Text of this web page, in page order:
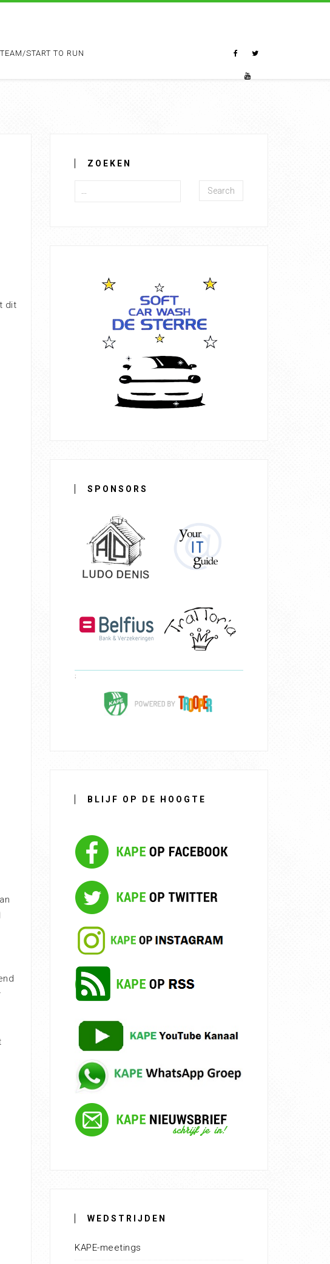
START TO RUN
dit
ZOEKEN
Search
SPONSORS
BLIJF OP DE HOOGTE
WEDSTRIJDEN
KAPE-meetings